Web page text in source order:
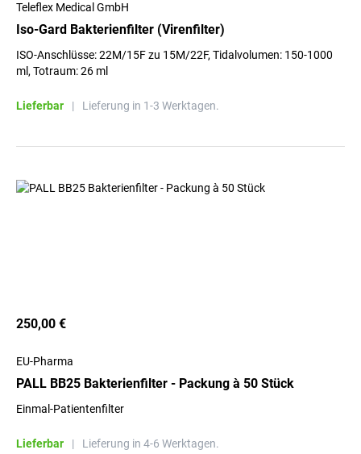
Teleflex Medical GmbH
Iso-Gard Bakterienfilter (Virenfilter)
ISO-Anschlüsse: 22M/15F zu 15M/22F, Tidalvolumen: 150-1000
ml, Totraum: 26 ml
Lieferbar | Lieferung in 1-3 Werktagen.
250,00 €
EU-Pharma
PALL BB25 Bakterienfilter - Packung à 50 Stück
Einmal-Patientenfilter
Lieferbar | Lieferung in 4-6 Werktagen.